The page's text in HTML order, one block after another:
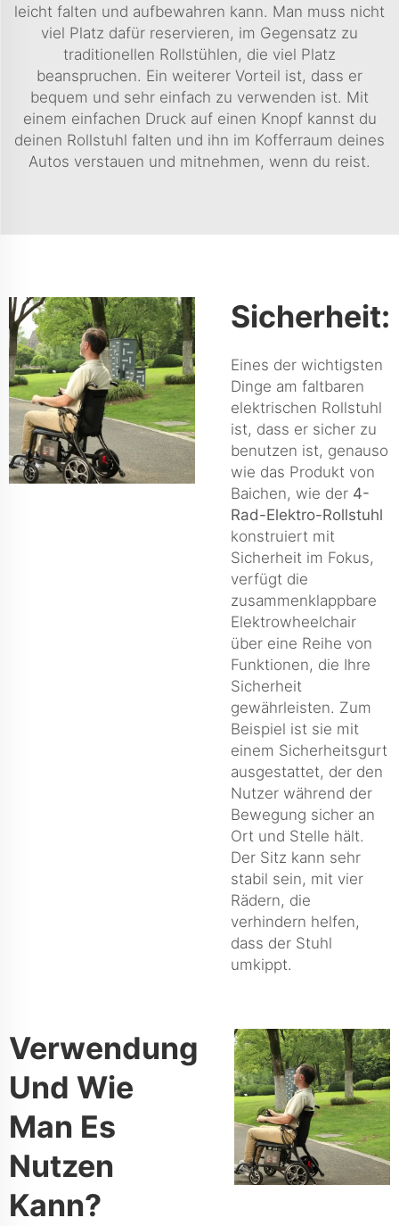
leicht falten und aufbewahren kann. Man muss nicht
viel Platz dafür reservieren, im Gegensatz zu
traditionellen Rollstühlen, die viel Platz
beanspruchen. Ein weiterer Vorteil ist, dass er
bequem und sehr einfach zu verwenden ist. Mit
einem einfachen Druck auf einen Knopf kannst du
deinen Rollstuhl falten und ihn im Kofferraum deines
Autos verstauen und mitnehmen, wenn du reist.
Sicherheit:
Eines der wichtigsten
Dinge am faltbaren
elektrischen Rollstuhl
ist, dass er sicher zu
benutzen ist, genauso
wie das Produkt von
Baichen, wie der 4-
Rad-Elektro-Rollstuhl
konstruiert mit
Sicherheit im Fokus,
verfügt die
zusammenklappbare
Elektrowheelchair
über eine Reihe von
Funktionen, die Ihre
Sicherheit
gewährleisten. Zum
Beispiel ist sie mit
einem Sicherheitsgurt
ausgestattet, der den
Nutzer während der
Bewegung sicher an
Ort und Stelle hält.
Der Sitz kann sehr
stabil sein, mit vier
Rädern, die
verhindern helfen,
dass der Stuhl
umkippt.
Verwendung
Und Wie
Man Es
Nutzen
Kann?